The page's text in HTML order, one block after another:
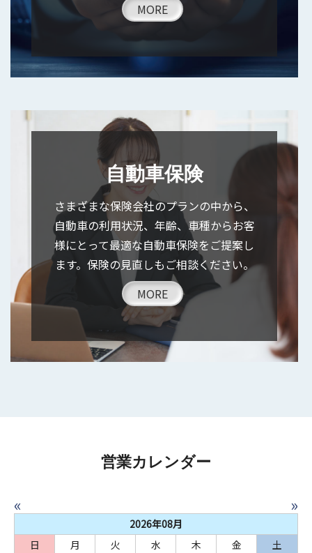
MORE
自動車保険
さまざまな保険会社のプランの中から、
自動車の利用状況、年齢、車種からお客
様にとって最適な自動車保険をご提案し
ます。保険の見直しもご相談ください。
MORE
営業カレンダー
« »
2026年08月
日
月 火 水 木 金
土